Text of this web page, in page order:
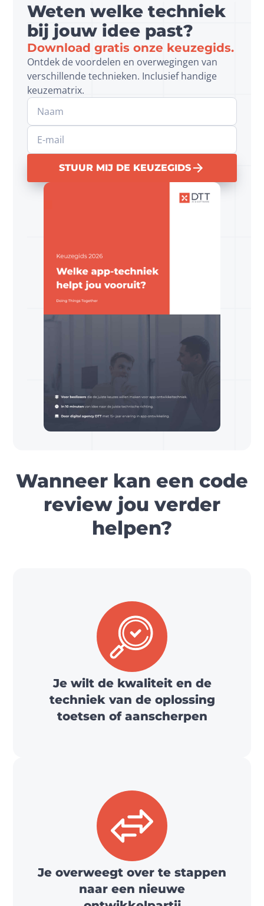
Weten welke techniek
bij jouw idee past?
Download gratis onze keuzegids.
Ontdek de voordelen en overwegingen van
verschillende technieken. Inclusief handige
keuzematrix.
Website
STUUR MIJ DE KEUZEGIDS
Wanneer kan een code
review jou verder
helpen?
Je wilt de kwaliteit en de
techniek van de oplossing
toetsen of aanscherpen
Je overweegt over te stappen
naar een nieuwe